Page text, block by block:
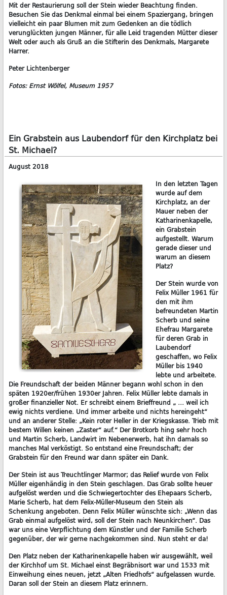
Mit der Restaurierung soll der Stein wieder Beachtung finden.
Besuchen Sie das Denkmal einmal bei einem Spaziergang, bringen
vielleicht ein paar Blumen mit zum Gedenken an die tödlich
verunglückten jungen Männer, für alle Leid tragenden Mütter dieser
Welt oder auch als Gruß an die Stifterin des Denkmals, Margarete
Harrer.
Peter Lichtenberger
Fotos: Ernst Wölfel, Museum 1957
Ein Grabstein aus Laubendorf für den Kirchplatz bei
St. Michael?
August 2018
In den letzten Tagen
wurde auf dem
Kirchplatz, an der
Mauer neben der
Katharinenkapelle,
ein Grabstein
aufgestellt. Warum
gerade dieser und
warum an diesem
Platz?
Der Stein wurde von
Felix Müller 1961 für
den mit ihm
befreundeten Martin
Scherb und seine
Ehefrau Margarete
für deren Grab in
Laubendorf
geschaffen, wo Felix
Müller bis 1940
lebte und arbeitete.
Die Freundschaft der beiden Männer begann wohl schon in den
späten 1920er/frühen 1930er Jahren. Felix Müller lebte damals in
großer finanzieller Not. Er schreibt einem Brieffreund „ … weil ich
ewig nichts verdiene. Und immer arbeite und nichts hereingeht“
und an anderer Stelle: „Kein roter Heller in der Kriegskasse. Trieb mit
bestem Willen keinen „Zaster“ auf.“ Der Brotkorb hing sehr hoch
und Martin Scherb, Landwirt im Nebenerwerb, hat ihn damals so
manches Mal verköstigt. So entstand eine Freundschaft; der
Grabstein für den Freund war dann später ein Dank.
Der Stein ist aus Treuchtlinger Marmor; das Relief wurde von Felix
Müller eigenhändig in den Stein geschlagen. Das Grab sollte heuer
aufgelöst werden und die Schwiegertochter des Ehepaars Scherb,
Marie Scherb, hat dem Felix-Müller-Museum den Stein als
Schenkung angeboten. Denn Felix Müller wünschte sich: „Wenn das
Grab einmal aufgelöst wird, soll der Stein nach Neunkirchen“. Das
war uns eine Verpflichtung dem Künstler und der Familie Scherb
gegenüber, der wir gerne nachgekommen sind. Nun steht er da!
Den Platz neben der Katharinenkapelle haben wir ausgewählt, weil
der Kirchhof um St. Michael einst Begräbnisort war und 1533 mit
Einweihung eines neuen, jetzt „Alten Friedhofs“ aufgelassen wurde.
Daran soll der Stein an diesem Platz erinnern.